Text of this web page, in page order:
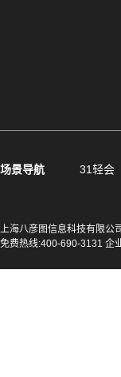
场景导航 31轻会
上海八彦图信息科技有限公
免费热线:400-690-3131 企